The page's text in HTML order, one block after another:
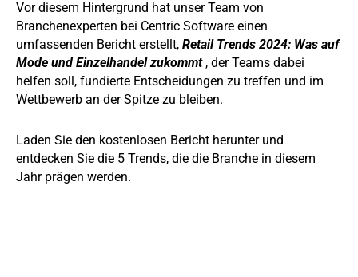
Vor diesem Hintergrund hat unser Team von
Branchenexperten bei Centric Software einen
umfassenden Bericht erstellt, Retail Trends 2024: Was auf
Mode und Einzelhandel zukommt , der Teams dabei
helfen soll, fundierte Entscheidungen zu treffen und im
Wettbewerb an der Spitze zu bleiben.
Laden Sie den kostenlosen Bericht herunter und
entdecken Sie die 5 Trends, die die Branche in diesem
Jahr prägen werden.